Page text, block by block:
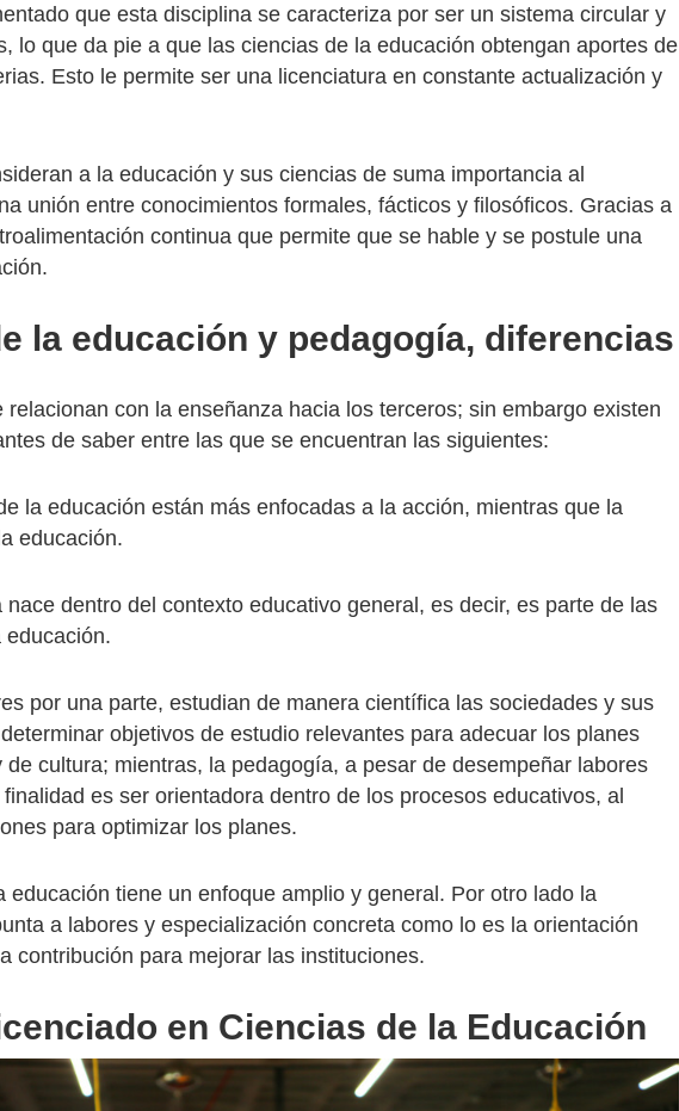
que esta disciplina se caracteriza por ser un sistema circular y
lo que da pie a que las ciencias de la educación obtengan aportes de
Esto le permite ser una licenciatura en constante actualización y
a la educación y sus ciencias de suma importancia al
unión entre conocimientos formales, fácticos y filosóficos. Gracias a
continua que permite que se hable y se postule una
la educación y pedagogía, diferencias
relacionan con la enseñanza hacia los terceros; sin embargo existen
de saber entre las que se encuentran las siguientes:
la educación están más enfocadas a la acción, mientras que la
educación.
nace dentro del contexto educativo general, es decir, es parte de las
educación.
por una parte, estudian de manera científica las sociedades y sus
objetivos de estudio relevantes para adecuar los planes
de cultura; mientras, la pedagogía, a pesar de desempeñar labores
es ser orientadora dentro de los procesos educativos, al
para optimizar los planes.
educación tiene un enfoque amplio y general. Por otro lado la
a labores y especialización concreta como lo es la orientación
contribución para mejorar las instituciones.
en Ciencias de la Educación